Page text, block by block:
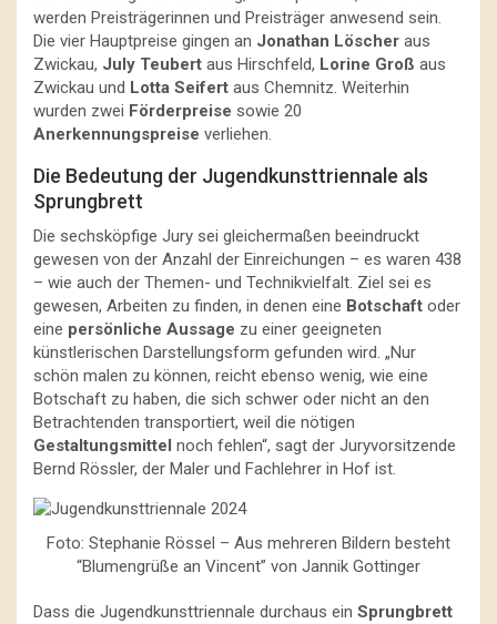
werden Preisträgerinnen und Preisträger anwesend sein.
Die vier Hauptpreise gingen an Jonathan Löscher aus
Zwickau, July Teubert aus Hirschfeld, Lorine Groß aus
Zwickau und Lotta Seifert aus Chemnitz. Weiterhin
wurden zwei Förderpreise sowie 20
Anerkennungspreise verliehen.
Die Bedeutung der Jugendkunsttriennale als
Sprungbrett
Die sechsköpfige Jury sei gleichermaßen beeindruckt
gewesen von der Anzahl der Einreichungen – es waren 438
– wie auch der Themen- und Technikvielfalt. Ziel sei es
gewesen, Arbeiten zu finden, in denen eine Botschaft oder
eine persönliche Aussage zu einer geeigneten
künstlerischen Darstellungsform gefunden wird. „Nur
schön malen zu können, reicht ebenso wenig, wie eine
Botschaft zu haben, die sich schwer oder nicht an den
Betrachtenden transportiert, weil die nötigen
Gestaltungsmittel noch fehlen“, sagt der Juryvorsitzende
Bernd Rössler, der Maler und Fachlehrer in Hof ist.
Foto: Stephanie Rössel – Aus mehreren Bildern besteht
“Blumengrüße an Vincent” von Jannik Gottinger
Dass die Jugendkunsttriennale durchaus ein Sprungbrett